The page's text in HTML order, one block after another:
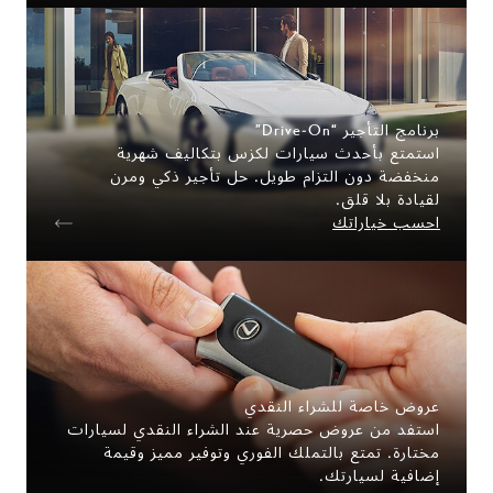
برنامج التأجير “Drive‑On”
استمتع بأحدث سيارات لكزس بتكاليف شهرية
منخفضة دون التزام طويل. حل تأجير ذكي ومرن
لقيادة بلا قلق.
احسب خياراتك
عروض خاصة للشراء النقدي
استفد من عروض حصرية عند الشراء النقدي لسيارات
مختارة. تمتع بالتملك الفوري وتوفير مميز وقيمة
إضافية لسيارتك.